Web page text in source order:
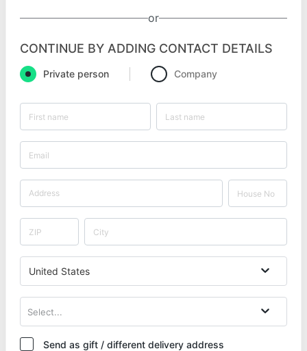
or
CONTINUE BY ADDING CONTACT DETAILS
Private person Company
United States
Select...
Send as gift / different delivery address